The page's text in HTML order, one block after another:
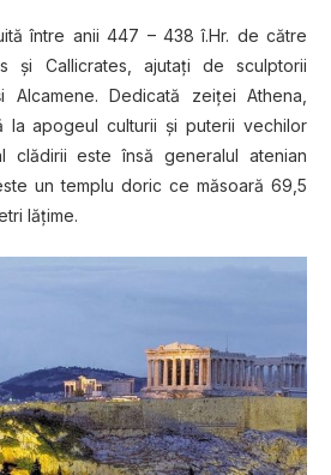
între anii 447 – 438 î.Hr. de către
şi Callicrates, ajutaţi de sculptorii
Alcamene. Dedicată zeiţei Athena,
la apogeul culturii şi puterii vechilor
clădirii este însă generalul atenian
un templu doric ce măsoară 69,5
lăţime.